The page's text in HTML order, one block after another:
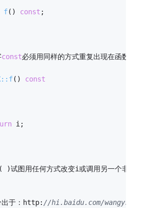
f() const ;
const必须用同样的方式重复出现在函数实现
() const
i;
图用任何方式改变i或调用另一个非
出于：http: //hi.baidu.com/wangysh/